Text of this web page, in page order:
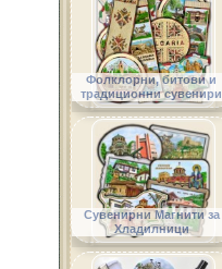
Фолклорни, битови и
традиционни сувенири
Сувенирни Магнити за
Хладилници